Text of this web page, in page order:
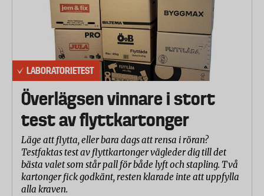
LABORATORIETEST
Överlägsen vinnare i stort
test av flyttkartonger
Läge att flytta, eller bara dags att rensa i röran?
Testfaktas test av flyttkartonger vägleder dig till det
bästa valet som står pall för både lyft och stapling. Två
kartonger fick godkänt, resten klarade inte att uppfylla
alla kraven.